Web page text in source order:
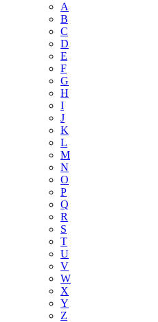
A
B
C
D
E
F
G
H
I
J
K
L
M
N
O
P
Q
R
S
T
U
V
W
X
Y
Z